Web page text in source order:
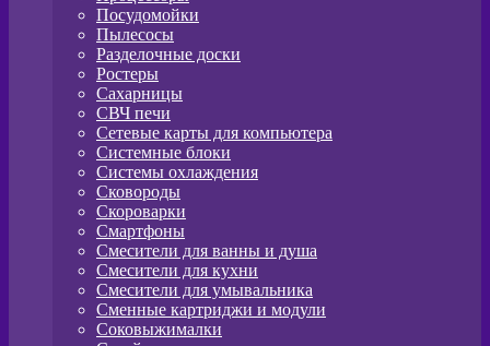
Посудомойки
Пылесосы
Разделочные доски
Ростеры
Сахарницы
СВЧ печи
Сетевые карты для компьютера
Системные блоки
Системы охлаждения
Сковороды
Скороварки
Смартфоны
Смесители для ванны и душа
Смесители для кухни
Смесители для умывальника
Сменные картриджи и модули
Соковыжималки